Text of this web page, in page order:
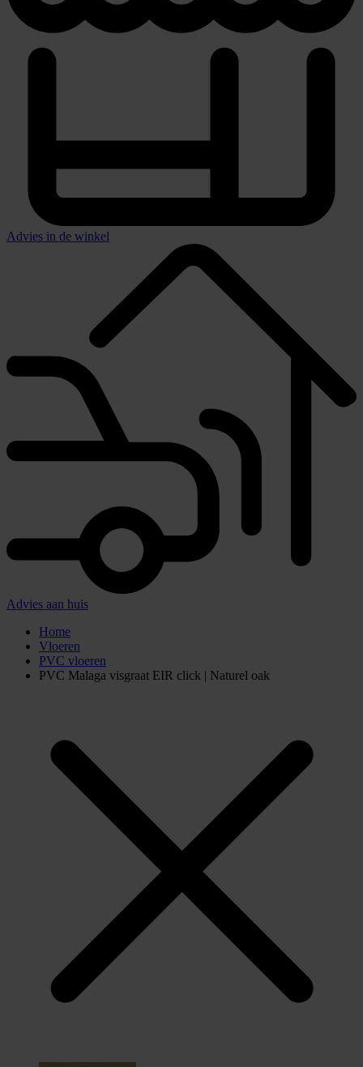
Advies in de winkel
Advies aan huis
Home
Vloeren
PVC vloeren
PVC Malaga visgraat EIR click | Naturel oak